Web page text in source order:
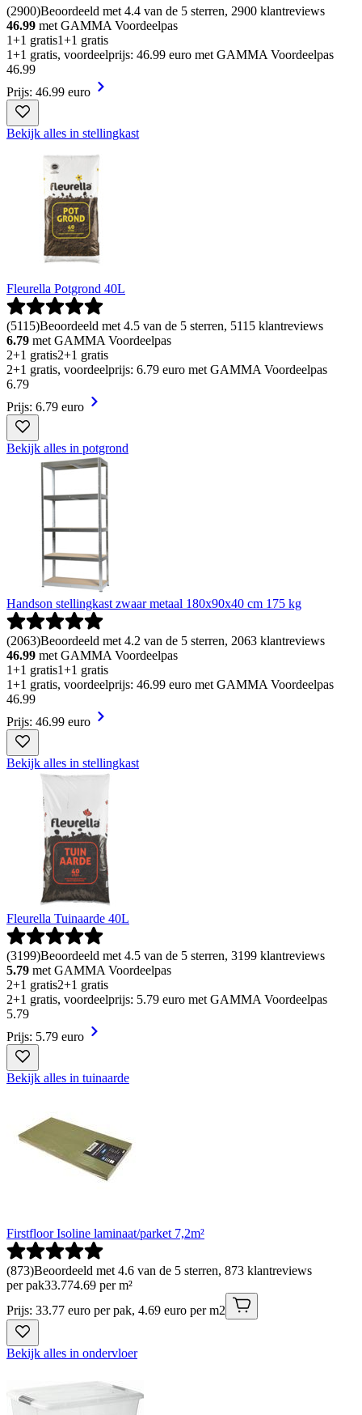
(2900)Beoordeeld met 4.4 van de 5 sterren, 2900 klantreviews
46.99 met GAMMA Voordeelpas
1+1 gratis1+1 gratis
1+1 gratis, voordeelprijs: 46.99 euro met GAMMA Voordeelpas
46.99
Prijs: 46.99 euro
Bekijk alles in stellingkast
Fleurella Potgrond 40L
(5115)Beoordeeld met 4.5 van de 5 sterren, 5115 klantreviews
6.79 met GAMMA Voordeelpas
2+1 gratis2+1 gratis
2+1 gratis, voordeelprijs: 6.79 euro met GAMMA Voordeelpas
6.79
Prijs: 6.79 euro
Bekijk alles in potgrond
Handson stellingkast zwaar metaal 180x90x40 cm 175 kg
(2063)Beoordeeld met 4.2 van de 5 sterren, 2063 klantreviews
46.99 met GAMMA Voordeelpas
1+1 gratis1+1 gratis
1+1 gratis, voordeelprijs: 46.99 euro met GAMMA Voordeelpas
46.99
Prijs: 46.99 euro
Bekijk alles in stellingkast
Fleurella Tuinaarde 40L
(3199)Beoordeeld met 4.5 van de 5 sterren, 3199 klantreviews
5.79 met GAMMA Voordeelpas
2+1 gratis2+1 gratis
2+1 gratis, voordeelprijs: 5.79 euro met GAMMA Voordeelpas
5.79
Prijs: 5.79 euro
Bekijk alles in tuinaarde
Firstfloor Isoline laminaat/parket 7,2m²
(873)Beoordeeld met 4.6 van de 5 sterren, 873 klantreviews
per pak33.774.69 per m²
Prijs: 33.77 euro per pak, 4.69 euro per m2
Bekijk alles in ondervloer